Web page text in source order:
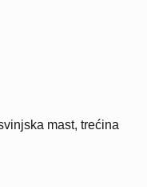
mast, trećina